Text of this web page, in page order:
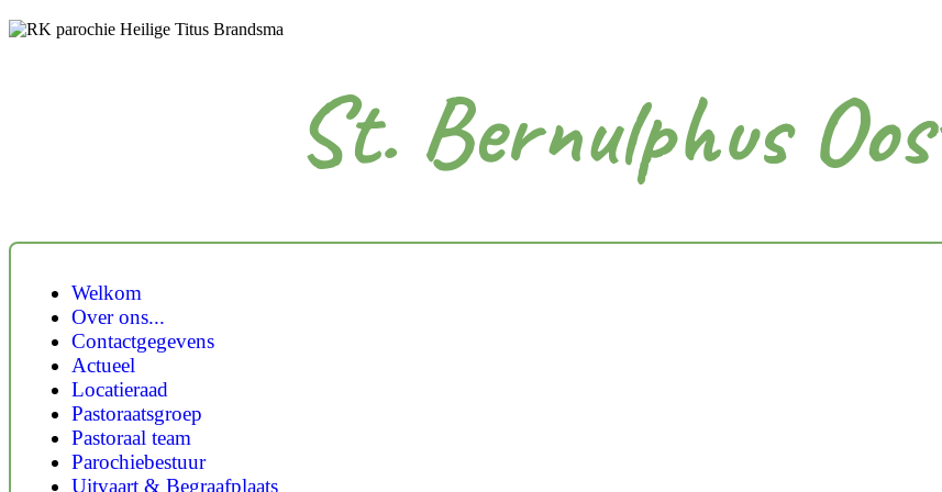
St. Bernulphus
Welkom
Over ons...
Contactgegevens
Actueel
Locatieraad
Pastoraatsgroep
Pastoraal team
Parochiebestuur
Uitvaart & Begraafplaats